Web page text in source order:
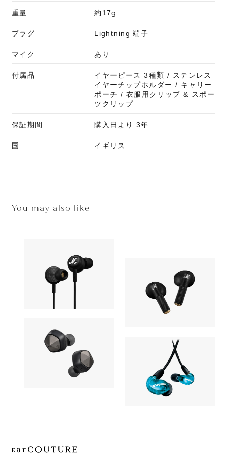
重量 約17g
プラグ Lightning 端子
マイク あり
付属品
イヤーピース 3種類 / ステンレス
イヤーチップホルダー / キャリー
ポーチ / 衣服用クリップ & スポー
ツクリップ
保証期間 購入日より 3年
国 イギリス
You may also like
Earphone
Marshall
Mode USB-C
Earphone
Marshall
MINOR IV
Earphone
Astell&Kern
Earphone
SHURE